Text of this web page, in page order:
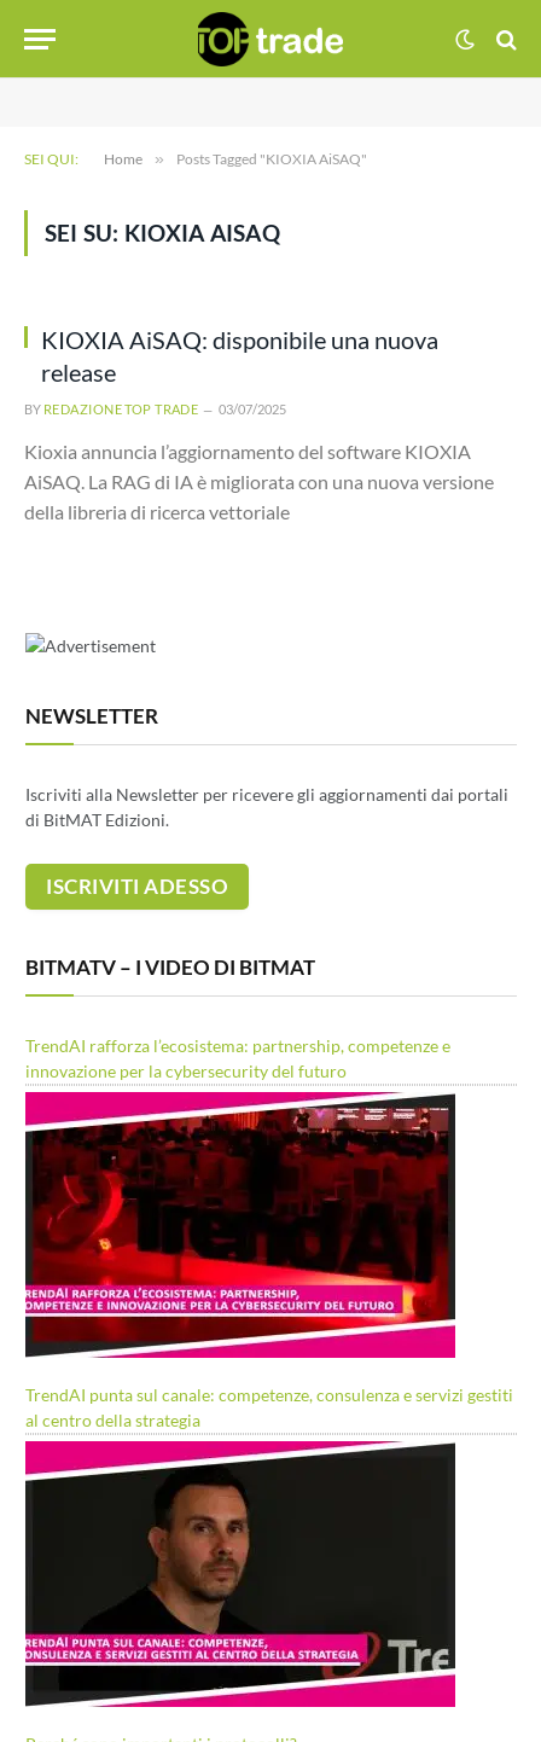
SEI QUI: Home » Posts Tagged "KIOXIA AiSAQ"
SEI SU: KIOXIA AISAQ
KIOXIA AiSAQ: disponibile una nuova
release
BY REDAZIONE TOP TRADE 03/07/2025
Kioxia annuncia l’aggiornamento del software KIOXIA
AiSAQ. La RAG di IA è migliorata con una nuova versione
della libreria di ricerca vettoriale
NEWSLETTER
Iscriviti alla Newsletter per ricevere gli aggiornamenti dai portali
di BitMAT Edizioni.
BITMATV – I VIDEO DI BITMAT
TrendAI rafforza l’ecosistema: partnership, competenze e
innovazione per la cybersecurity del futuro
TrendAI punta sul canale: competenze, consulenza e servizi gestiti
al centro della strategia